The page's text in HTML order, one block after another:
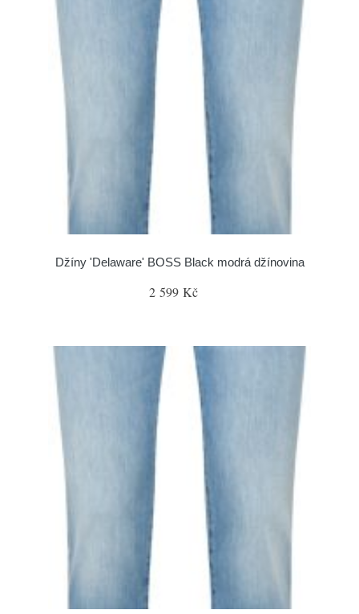
Džíny 'Delaware' BOSS Black modrá džínovina
2 599 Kč